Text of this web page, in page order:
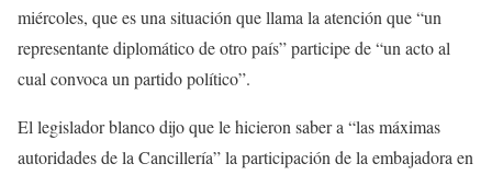
miércoles, que es una situación que llama la atención que “un
representante diplomático de otro país” participe de “un acto al
cual convoca un partido político”.
El legislador blanco dijo que le hicieron saber a “las máximas
autoridades de la Cancillería” la participación de la embajadora en